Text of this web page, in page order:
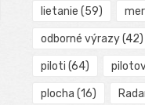
lietanie (59)
odborné výrazy(42)
piloti (64)
plocha (16)